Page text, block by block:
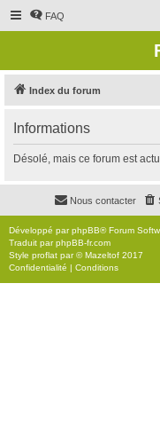
FAQ
Index du forum
Informations
Désolé, mais ce forum est
Nous contacter
Développé parphpBB® Forum
Traduit parphpBB-fr.com
Style proflat par ©Mazeltof 2017
Confidentialité | Conditions